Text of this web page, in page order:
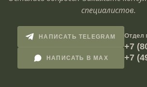
специалистов.
НАПИСАТЬ TELEGRAM
НАПИСАТЬ В MAX
Отдел
+7
+7